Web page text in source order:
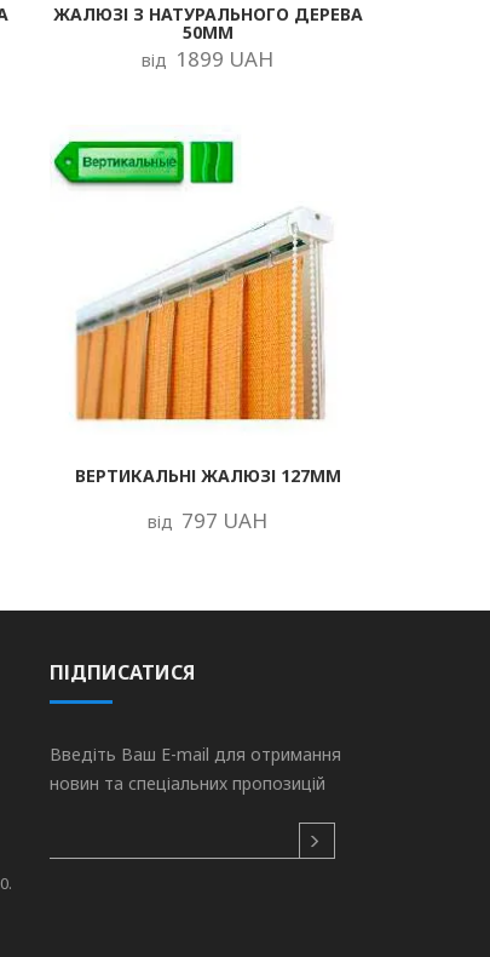
ЖАЛЮЗІ З НАТУРАЛЬНОГО ДЕРЕВА
50ММ
від 1899 UAH
ВЕРТИКАЛЬНІ ЖАЛЮЗІ 127ММ
від 797 UAH
ПІДПИСАТИСЯ
Введіть Ваш E-mail для отримання
новин та спеціальних пропозицій